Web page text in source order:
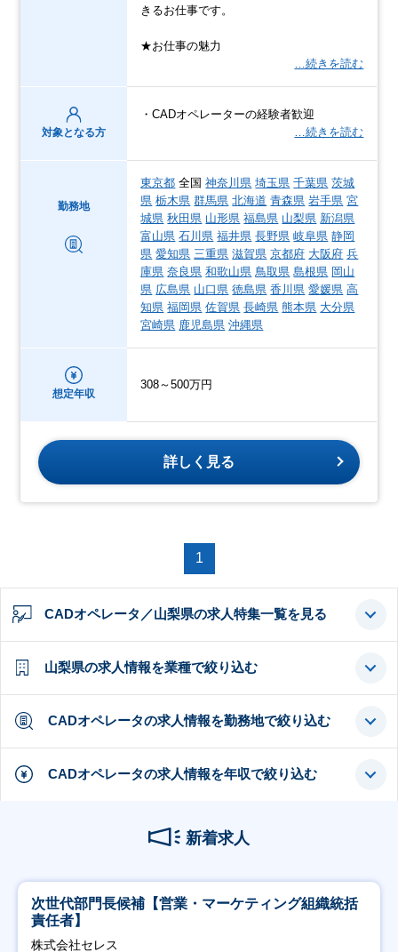
きるお仕事です。
★お仕事の魅力
…続きを読む
対象となる方
・CADオペレーターの経験者歓迎
…続きを読む
勤務地
東京都 全国神奈川県 埼玉県 千葉県 茨城
県 栃木県 群馬県 北海道 青森県 岩手県 宮
城県 秋田県 山形県 福島県 山梨県 新潟県
富山県 石川県 福井県 長野県 岐阜県 静岡
県 愛知県 三重県 滋賀県 京都府 大阪府 兵
庫県 奈良県 和歌山県 鳥取県 島根県 岡山
県 広島県 山口県 徳島県 香川県 愛媛県 高
知県 福岡県 佐賀県 長崎県 熊本県 大分県
宮崎県 鹿児島県 沖縄県
想定年収
308～500万円
詳しく見る
1
CADオペレータ／山梨県の求人特集一覧を見る
山梨県の求人情報を業種で絞り込む
CADオペレータの求人情報を勤務地で絞り込む
CADオペレータの求人情報を年収で絞り込む
新着求人
次世代部門長候補【営業・マーケティング組織統括
責任者】
株式会社セレス